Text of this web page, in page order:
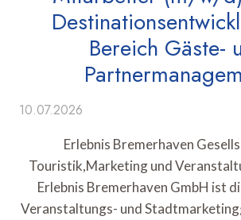
Bereich Gäste-
10.07.2026
Erlebnis Bremerhaven
Touristik,Marketing und
Erlebnis Bremerhaven GmbH ist
Veranstaltungs- und